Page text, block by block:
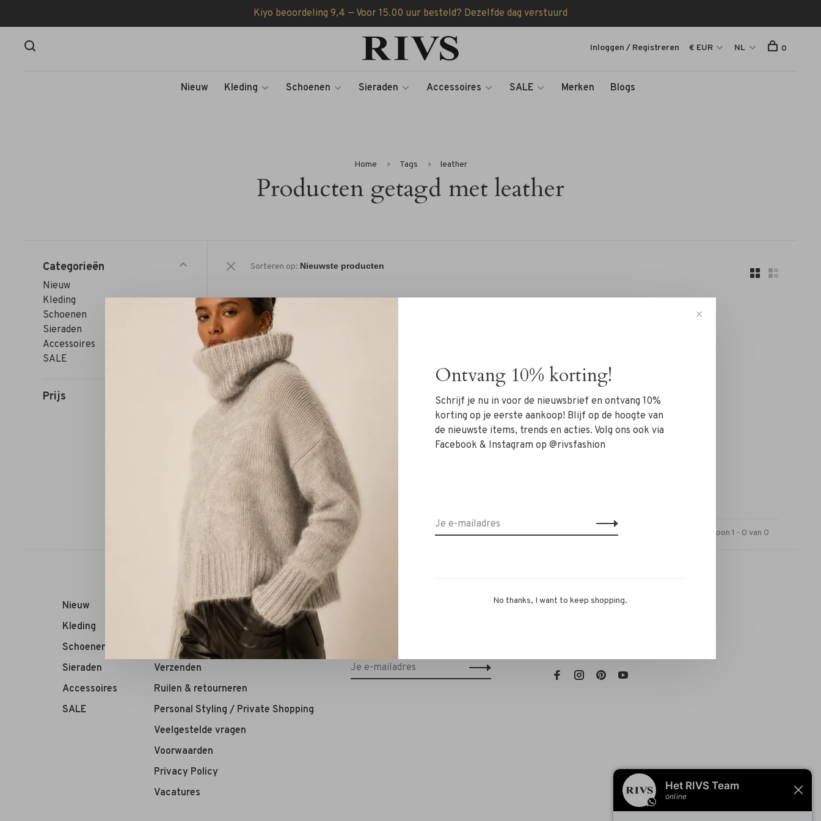
Kiyo beoordeling 9,4 — Voor 15.00 uur besteld? Dezelfde dag verstuurd
Nieuw Kleding Schoenen Sieraden Accessoires SALE Merken Blogs
Inloggen / Registreren € EUR NL 0
Home Tags leather
Producten getagd met leather
Categorieën
Nieuw
Kleding
Schoenen
Sieraden
Accessoires
SALE
Prijs
Sorteren op:
Geen producten gevonden!...
Sorteren op: Toon 1 - 0 van 0
Nieuw
Kleding
Schoenen
Sieraden
Accessoires
SALE
RIVS Store
Over ons
Contact
Verzenden
Ruilen & retourneren
Personal Styling / Private Shopping
Veelgestelde vragen
Voorwaarden
Privacy Policy
Vacatures
Schrijf je in voor onze nieuwsbrief en
RIVS Store
✕
Ontvang 10% korting!
Schrijf je nu in voor de nieuwsbrief en ontvang 10%
korting op je eerste aankoop! Blijf op de hoogte van
de nieuwste items, trends en acties. Volg ons ook via
Facebook & Instagram op @rivsfashion
No thanks, I want to keep shopping.